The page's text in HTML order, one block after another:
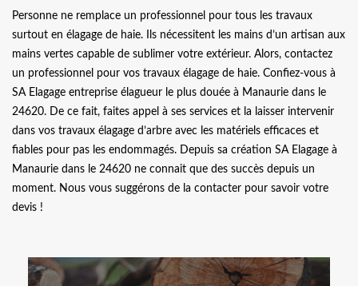
Personne ne remplace un professionnel pour tous les travaux
surtout en élagage de haie. Ils nécessitent les mains d’un artisan aux
mains vertes capable de sublimer votre extérieur. Alors, contactez
un professionnel pour vos travaux élagage de haie. Confiez-vous à
SA Elagage entreprise élagueur le plus douée à Manaurie dans le
24620. De ce fait, faites appel à ses services et la laisser intervenir
dans vos travaux élagage d’arbre avec les matériels efficaces et
fiables pour pas les endommagés. Depuis sa création SA Elagage à
Manaurie dans le 24620 ne connait que des succès depuis un
moment. Nous vous suggérons de la contacter pour savoir votre
devis !